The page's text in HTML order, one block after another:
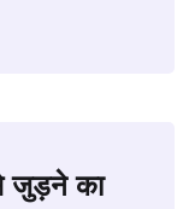
जुड़ने का